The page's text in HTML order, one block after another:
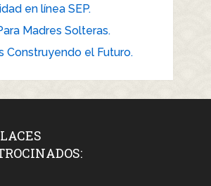
en línea SEP.
Madres Solteras.
Construyendo el Futuro.